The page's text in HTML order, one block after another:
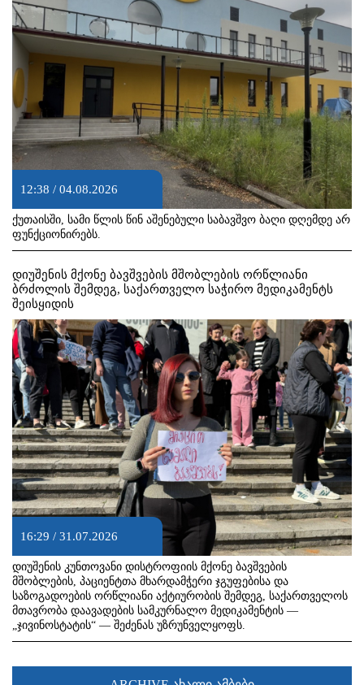
12:38 / 04.08.2026
ქუთაისში, სამი წლის წინ აშენებული საბავშვო ბაღი დღემდე არ
ფუნქციონირებს.
დიუშენის მქონე ბავშვების მშობლების ორწლიანი
ბრძოლის შემდეგ, საქართველო საჭირო მედიკამენტს
შეისყიდის
16:29 / 31.07.2026
დიუშენის კუნთოვანი დისტროფიის მქონე ბავშვების
მშობლების, პაციენტთა მხარდამჭერი ჯგუფებისა და
საზოგადოების ორწლიანი აქტიურობის შემდეგ, საქართველოს
მთავრობა დაავადების სამკურნალო მედიკამენტის —
„ჯივინოსტატის“ — შეძენას უზრუნველყოფს.